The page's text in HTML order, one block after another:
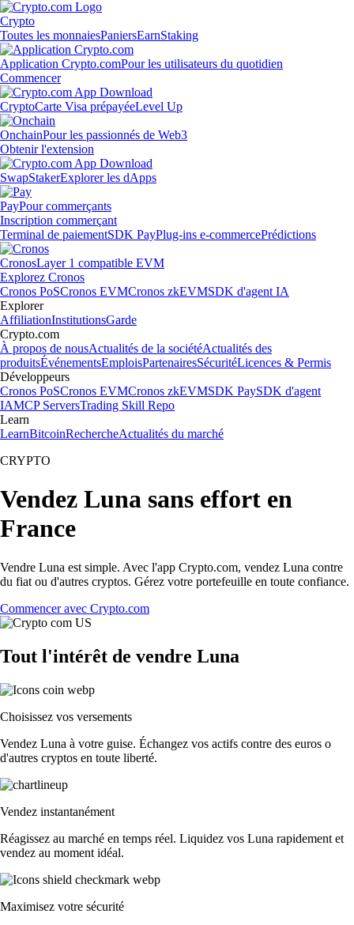
Crypto
Toutes les monnaiesPaniersEarnStaking
Application Crypto.comPour les utilisateurs du quotidien
Commencer
CryptoCarte Visa prépayéeLevel Up
OnchainPour les passionnés de Web3
Obtenir l'extension
SwapStakerExplorer les dApps
PayPour commerçants
Inscription commerçant
Terminal de paiementSDK PayPlug-ins e-commercePrédictions
CronosLayer 1 compatible EVM
Explorez Cronos
Cronos PoSCronos EVMCronos zkEVMSDK d'agent IA
Explorer
AffiliationInstitutionsGarde
Crypto.com
À propos de nousActualités de la sociétéActualités des
produitsÉvénementsEmploisPartenairesSécuritéLicences & Permis
Développeurs
Cronos PoSCronos EVMCronos zkEVMSDK PaySDK d'agent
IAMCP ServersTrading Skill Repo
Learn
LearnBitcoinRechercheActualités du marché
CRYPTO
Vendez Luna sans effort en
France
Vendre Luna est simple. Avec l'app Crypto.com, vendez Luna contre
du fiat ou d'autres cryptos. Gérez votre portefeuille en toute confiance.
Commencer avec Crypto.com
Tout l'intérêt de vendre Luna
Choisissez vos versements
Vendez Luna à votre guise. Échangez vos actifs contre des euros o
d'autres cryptos en toute liberté.
Vendez instantanément
Réagissez au marché en temps réel. Liquidez vos Luna rapidement et
vendez au moment idéal.
Maximisez votre sécurité